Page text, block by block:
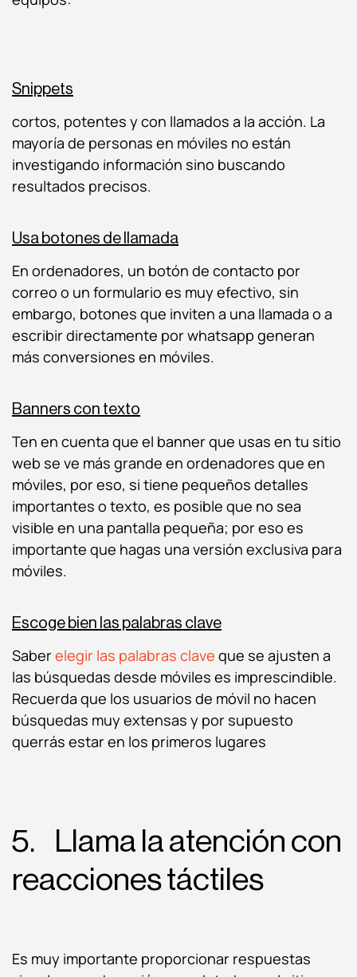
Snippets
cortos, potentes y con llamados a la acción. La
mayoría de personas en móviles no están
investigando información sino buscando
resultados precisos.
Usa botones de llamada
En ordenadores, un botón de contacto por
correo o un formulario es muy efectivo, sin
embargo, botones que inviten a una llamada o a
escribir directamente por whatsapp generan
más conversiones en móviles.
Banners con texto
Ten en cuenta que el banner que usas en tu sitio
web se ve más grande en ordenadores que en
móviles, por eso, si tiene pequeños detalles
importantes o texto, es posible que no sea
visible en una pantalla pequeña; por eso es
importante que hagas una versión exclusiva para
móviles.
Escoge bien las palabras clave
Saber elegir las palabras clave que se ajusten a
las búsquedas desde móviles es imprescindible.
Recuerda que los usuarios de móvil no hacen
búsquedas muy extensas y por supuesto
querrás estar en los primeros lugares
5. Llama la atención con
reacciones táctiles
Es muy importante proporcionar respuestas